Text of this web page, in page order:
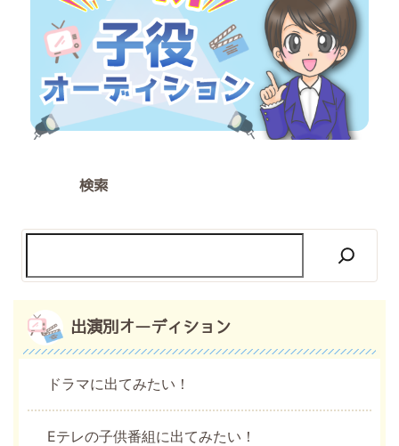
検索
出演別オーディション
ドラマに出てみたい！
Eテレの子供番組に出てみたい！